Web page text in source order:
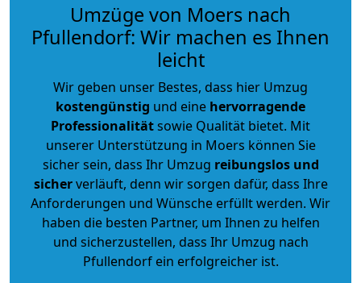
Umzüge von Moers nach
Pfullendorf: Wir machen es Ihnen
leicht
Wir geben unser Bestes, dass hier Umzug
kostengünstig und eine hervorragende
Professionalitätsowie Qualität bietet. Mit
unserer Unterstützung in Moers können Sie
sicher sein, dass Ihr Umzug reibungslos und
sicherverläuft, denn wir sorgen dafür, dass Ihre
Anforderungen und Wünsche erfüllt werden. Wir
haben die besten Partner, um Ihnen zu helfen
und sicherzustellen, dass Ihr Umzug nach
Pfullendorf ein erfolgreicher ist.